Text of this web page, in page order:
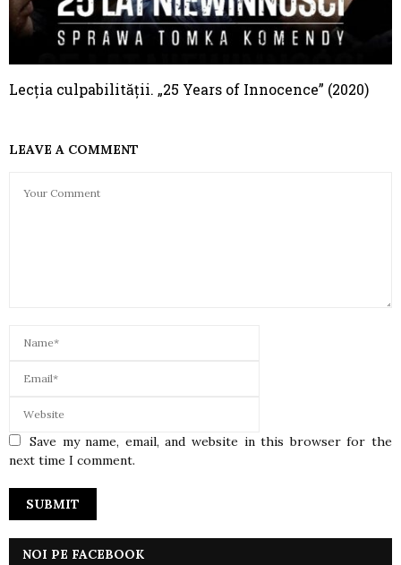
Lecția culpabilității. „25 Years of Innocence” (2020)
LEAVE A COMMENT
Save my name, email, and website in this browser for the
next time I comment.
NOI PE FACEBOOK